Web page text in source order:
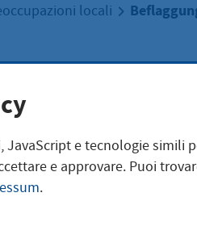
locali
anrufen, wird erklärt,
e tecnologie simili
e approvare. Puoi
.